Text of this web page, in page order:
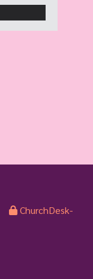
ChurchDesk-